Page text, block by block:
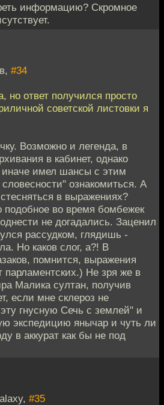
информацию? Скромное
#34
но ответ получился просто
советской листовки я
Возможно и легенда, в
в кабинет, однако
имел шансы с этим
ознакомиться. А
в выражениях?
подобное во время бомбежек
не догадались. Заценил
рассудком, глядишь -
Но каков слог, а?! В
помнится, выражения
парламентских.) Не зря же в
Малика султан, получив
если мне склероз не
гнусную Сечь с землей" и
экспедицию янычар и чуть ли
в аккурат как бы не под
#35